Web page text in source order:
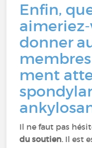
Enfin,
donner
ment
Il ne faut pas
du soutien. Il est